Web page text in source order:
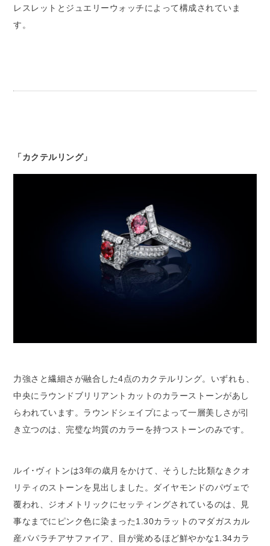
レスレットとジュエリーウォッチによって構成されていま
す。
「カクテルリング」
力強さと繊細さが融合した4点のカクテルリング。いずれも、
中央にラウンドブリリアントカットのカラーストーンがあし
らわれています。ラウンドシェイプによって一層美しさが引
き立つのは、完璧な均質のカラーを持つストーンのみです。
ルイ･ヴィトンは3年の歳月をかけて、そうした比類なきクオ
リティのストーンを見出しました。ダイヤモンドのパヴェで
覆われ、ジオメトリックにセッティングされているのは、見
事なまでにピンク色に染まった1.30カラットのマダガスカル
産パパラチアサファイア、目が覚めるほど鮮やかな1.34カラ